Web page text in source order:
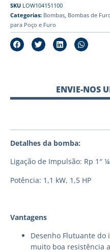
SKU LOW104151100
Categorias: Bombas, Bombas de
para Poço e Furo
ENVIE-NOS
Detalhes da bomba:
Ligação de Impulsão: Rp 1″ ¼
Potência: 1,1 kW, 1,5 HP
Vantagens
Desenho Flutuante
muito boa resistência